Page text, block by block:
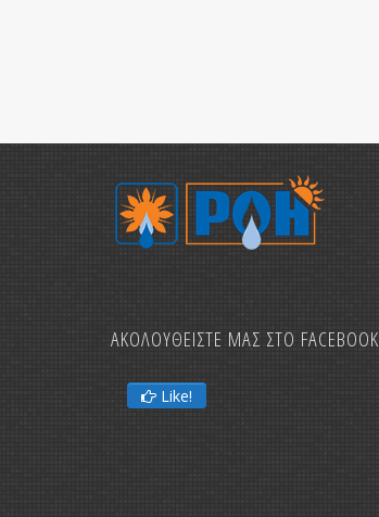
ΑΚΟΛΟΥΘΕΙΣΤΕ ΜΑΣ ΣΤΟ FACEBOOK
Like!